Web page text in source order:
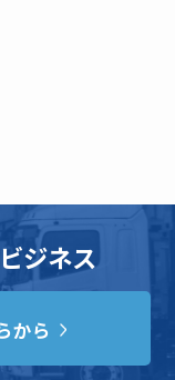
ジネス
から